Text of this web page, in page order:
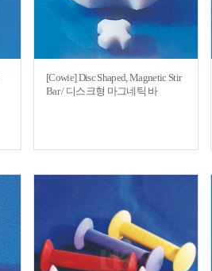
[Cowie] Disc Shaped, Magnetic Stir
Bar / 디스크형 마그네틱 바